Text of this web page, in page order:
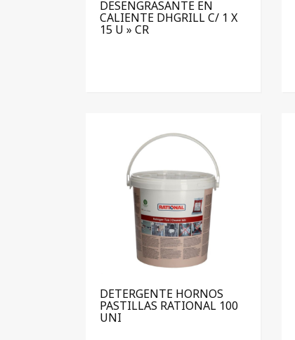
DESENGRASANTE EN
CALIENTE DHGRILL C/ 1 X
15 U » CR
DETERGENTE HORNOS
PASTILLAS RATIONAL 100
UNI